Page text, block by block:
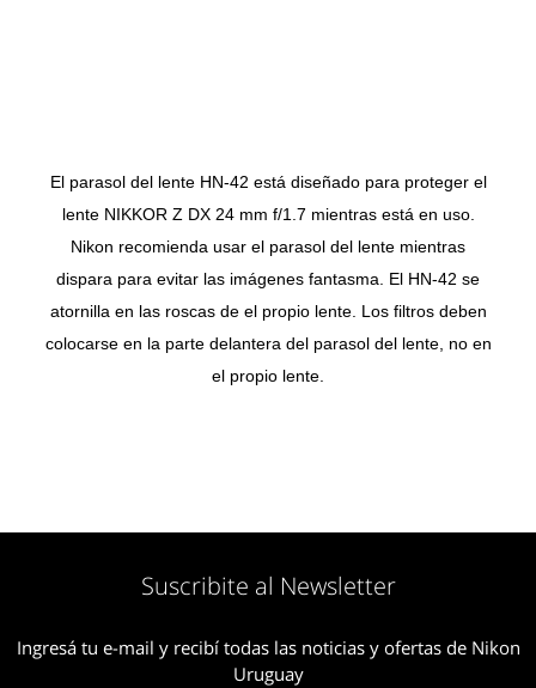
El parasol del lente HN-42 está diseñado para proteger el
lente NIKKOR Z DX 24 mm f/1.7 mientras está en uso.
Nikon recomienda usar el parasol del lente mientras
dispara para evitar las imágenes fantasma. El HN-42 se
atornilla en las roscas de el propio lente. Los filtros deben
colocarse en la parte delantera del parasol del lente, no en
el propio lente.
Suscribite al Newsletter
Ingresá tu e-mail y recibí todas las noticias y ofertas de Nikon
Uruguay